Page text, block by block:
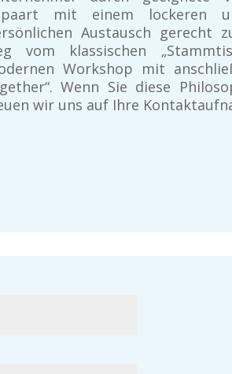
mit einem lockeren
Austausch gerecht
vom klassischen
Workshop mit
Wenn Sie diese
wir uns auf Ihre